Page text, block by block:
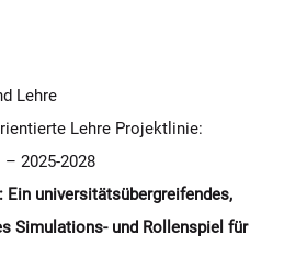
Lehre
Lehre Projektlinie:
2025-2028
Ein universitätsübergreifendes,
Simulations- und Rollenspiel für